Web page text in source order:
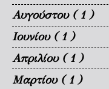
Αυγούστου ( 1 )
Ιουνίου ( 1 )
Απριλίου ( 1 )
Μαρτίου ( 1 )